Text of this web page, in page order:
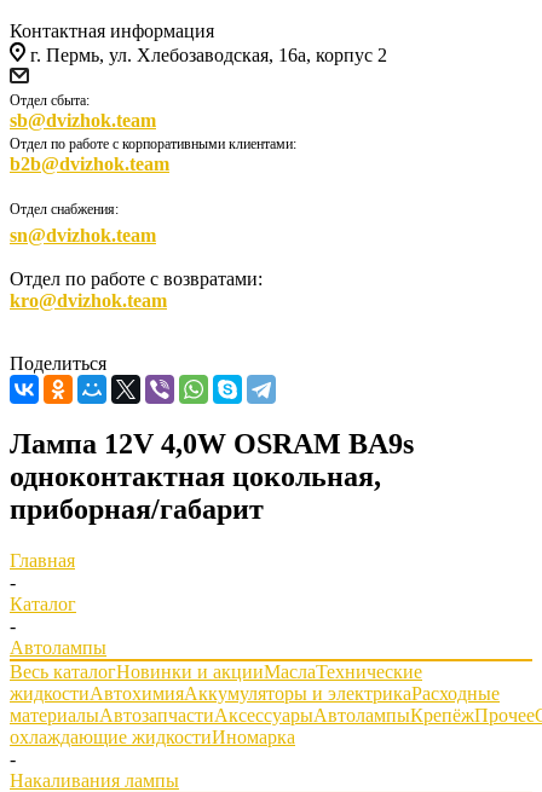
Контактная информация
г. Пермь, ул. Хлебозаводская, 16а, корпус 2
Отдел сбыта:
sb@dvizhok.team
Отдел по работе с корпоративными клиентами:
b2b@dvizhok.team
Отдел снабжения:
sn@dvizhok.team
Отдел по работе с возвратами:
kro@dvizhok.team
Поделиться
Лампа 12V 4,0W OSRAM BA9s
одноконтактная цокольная,
приборная/габарит
Главная
-
Каталог
-
Автолампы
Весь каталогНовинки и акцииМаслаТехнические
жидкостиАвтохимияАккумуляторы и электрикаРасходные
материалыАвтозапчастиАксессуарыАвтолампыКрепёжПрочее
охлаждающие жидкостиИномарка
-
Накаливания лампы